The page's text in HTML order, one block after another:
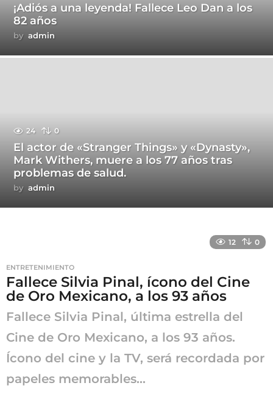
¡Adiós a una leyenda! Fallece Leo Dan a los
82 años
by admin
24 0
El actor de «Stranger Things» y «Dynasty»,
Mark Withers, muere a los 77 años tras
problemas de salud.
by admin
12 0
ENTRETENIMIENTO
Fallece Silvia Pinal, ícono del Cine
de Oro Mexicano, a los 93 años
Fallece Silvia Pinal, última estrella del
Cine de Oro Mexicano, a los 93 años.
Ícono del cine y la TV, será recordada por
papeles memorables...